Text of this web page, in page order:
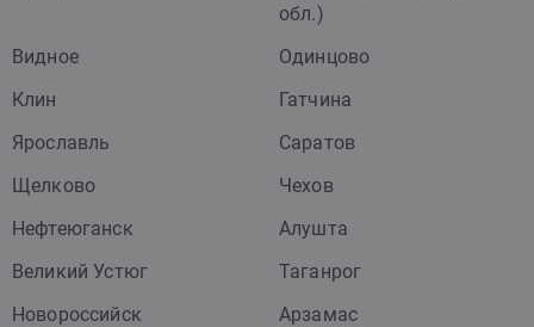
обл.)
Видное
Одинцово
Клин
Гатчина
Ярославль
Саратов
Щелково
Чехов
Нефтеюганск
Алушта
Великий Устюг
Таганрог
Новороссийск
Арзамас